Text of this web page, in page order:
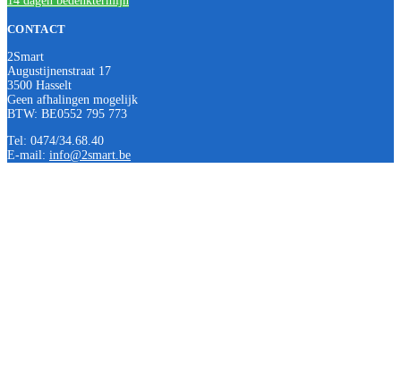
CONTACT
2Smart
Augustijnenstraat 17
3500 Hasselt
Geen afhalingen mogelijk
BTW: BE0552 795 773
Tel: 0474/34.68.40
E-mail: info@2smart.be